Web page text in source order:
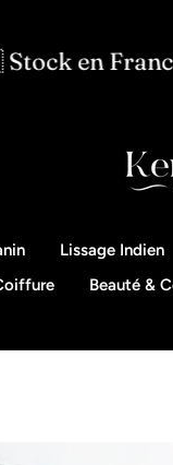
—
Lissage Indien
Beauté &